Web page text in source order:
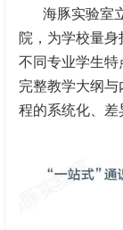
海豚实验室
院，为学校量
不同专业学生特
完整教学大纲
程的系统化、差